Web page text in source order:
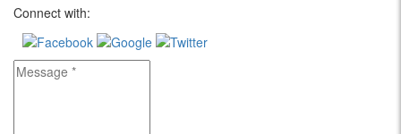
Connect with: